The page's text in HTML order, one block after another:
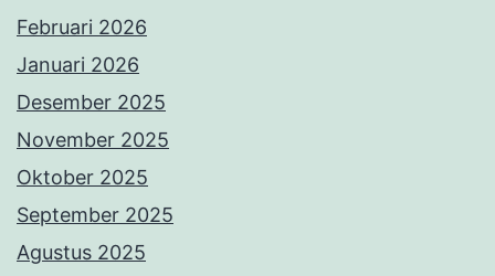
Februari 2026
Januari 2026
Desember 2025
November 2025
Oktober 2025
September 2025
Agustus 2025